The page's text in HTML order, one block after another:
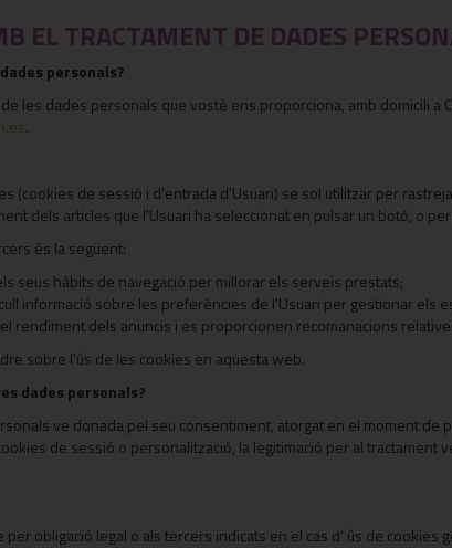
EL TRACTAMENT DE DADES
personals?
les dades personals que vostè ens proporciona, amb domicili a
.
(cookies de sessió i d'entrada d'Usuari) se sol utilitzar per
dels articles que l'Usuari ha seleccionat en pulsar un botó, o
és la següent:
seus hàbits de navegació per millorar els serveis prestats;
informació sobre les preferències de l'Usuari per gestionar els
rendiment dels anuncis i es proporcionen recomanacions
sobre l'ús de les cookies en aquesta web.
dades personals?
ve donada pel seu consentiment, atorgat en el moment
de sessió o personalització, la legitimació per al
obligació legal o als tercers indicats en el cas d' ús de cookies